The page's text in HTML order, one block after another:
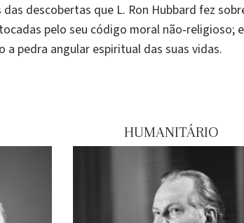
descobertas que L. Ron Hubbard fez
pelo seu código moral não‑religioso;
a pedra angular espiritual das suas vidas.
HUMANITÁRIO